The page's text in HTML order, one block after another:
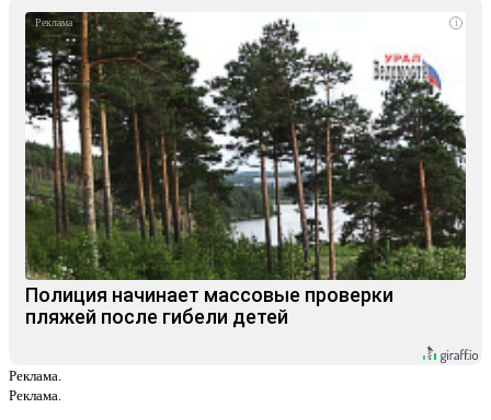
i
Полиция начинает массовые проверки
пляжей после гибели детей
Реклама.
Реклама.